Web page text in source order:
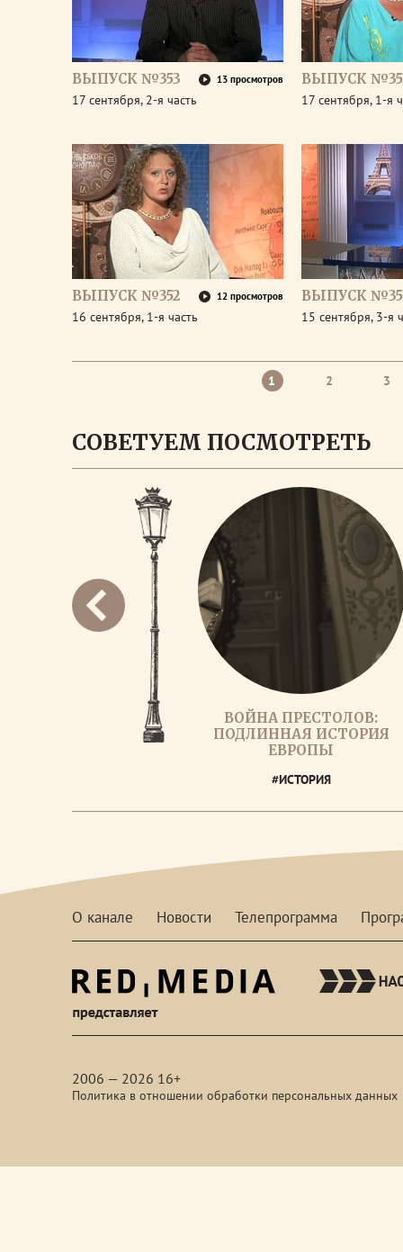
ВЫПУСК №353 13 просмотров
17 сентября, 2-я часть
ВЫПУСК
17 сентября, 1-я
ВЫПУСК №352 12 просмотров
16 сентября, 1-я часть
ВЫПУСК
15 сентября, 3-я
1 2 3
СОВЕТУЕМ ПОСМОТРЕТЬ
ВОЙНА ПРЕСТОЛОВ:
ПОДЛИННАЯ ИСТОРИЯ
ЕВРОПЫ
#ИСТОРИЯ
О канале Новости Телепрограмма
2006 — 2026 16+
Политика в отношении обработки персональных данных